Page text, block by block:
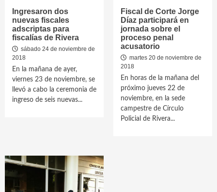
Ingresaron dos
nuevas fiscales
adscriptas para
fiscalías de Rivera
sábado 24 de noviembre de
2018
En la mañana de ayer,
viernes 23 de noviembre, se
llevó a cabo la ceremonia de
ingreso de seis nuevas...
Fiscal de Corte Jorge
Díaz participará en
jornada sobre el
proceso penal
acusatorio
martes 20 de noviembre de
2018
En horas de la mañana del
próximo jueves 22 de
noviembre, en la sede
campestre de Círculo
Policial de Rivera...